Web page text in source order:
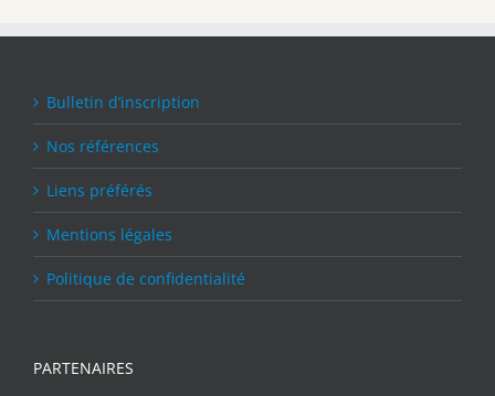
Bulletin d’inscription
Nos références
Liens préférés
Mentions légales
Politique de confidentialité
PARTENAIRES